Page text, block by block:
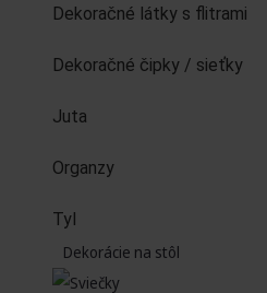
Dekoračné látky s flitrami
Dekoračné čipky / sieťky
Juta
Organzy
Tyl
Dekorácie na stôl